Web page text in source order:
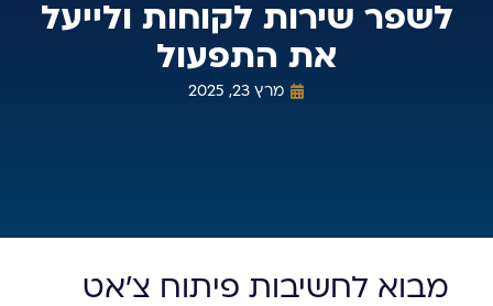
לשפר שירות לקוחות ולייעל
את התפעול
מרץ 23, 2025
מבוא לחשיבות פיתוח צ'אט